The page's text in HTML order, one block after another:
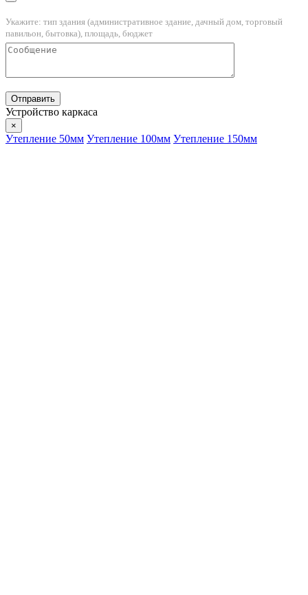
Укажите: тип здания (административное здание, дачный дом, торговый
павильон, бытовка), площадь, бюджет
Устройство каркаса
×
Утепление 50мм Утепление 100мм Утепление 150мм